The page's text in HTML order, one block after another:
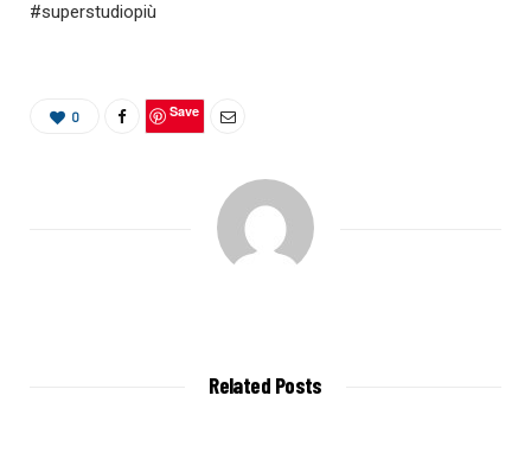
#superstudiopiù
0 Save
Related Posts